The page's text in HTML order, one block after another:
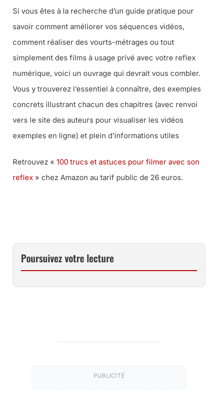
Si vous êtes à la recherche d’un guide pratique pour
savoir comment améliorer vos séquences vidéos,
comment réaliser des vourts-métrages ou tout
simplement des films à usage privé avec votre reflex
numérique, voici un ouvrage qui devrait vous combler.
Vous y trouverez l’essentiel à connaître, des exemples
concrets illustrant chacun des chapitres (avec renvoi
vers le site des auteurs pour visualiser les vidéos
exemples en ligne) et plein d’informations utiles
Retrouvez « 100 trucs et astuces pour filmer avec son
reflex » chez Amazon au tarif public de 26 euros.
Poursuivez votre lecture
PUBLICITÉ